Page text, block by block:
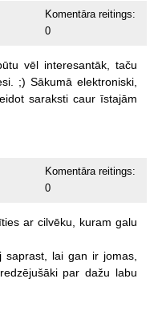
Komentāra reitings:
0
vēl interesantāk,
taču
;) Sākumā elektroniski,
saraksti caur īstajām
Komentāra reitings:
0
ar cilvēku, kuram galu
saprast, lai gan ir jomas,
par dažu labu